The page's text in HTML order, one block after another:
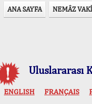
ANA SAYFA NEMÂZ
Uluslararası
ENGLISH FRANÇAIS